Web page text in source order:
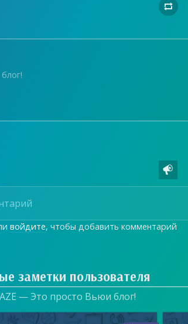


войдите, чтобы добавить комментарий
заметки пользователя
— Это просто Вьюи блог!